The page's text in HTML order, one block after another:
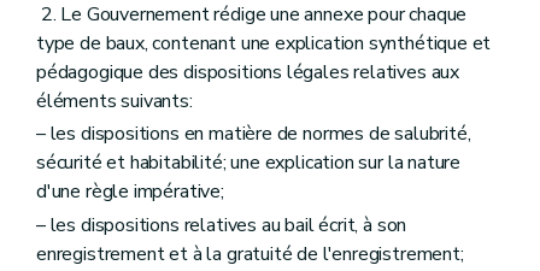
2. Le Gouvernement rédige une annexe pour chaque
type de baux, contenant une explication synthétique et
pédagogique des dispositions légales relatives aux
éléments suivants:
– les dispositions en matière de normes de salubrité,
sécurité et habitabilité; une explication sur la nature
d'une règle impérative;
– les dispositions relatives au bail écrit, à son
enregistrement et à la gratuité de l'enregistrement;